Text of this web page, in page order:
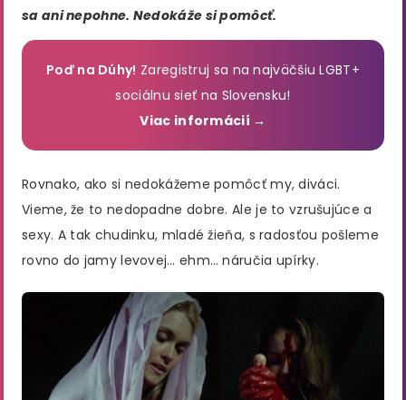
sa ani nepohne. Nedokáže si pomôcť.
Poď na Dúhy! Zaregistruj sa na najväčšiu LGBT+
sociálnu sieť na Slovensku!
Viac informácií →
Rovnako, ako si nedokážeme pomôcť my, diváci.
Vieme, že to nedopadne dobre. Ale je to vzrušujúce a
sexy. A tak chudinku, mladé žieňa, s radosťou pošleme
rovno do jamy levovej… ehm… náručia upírky.